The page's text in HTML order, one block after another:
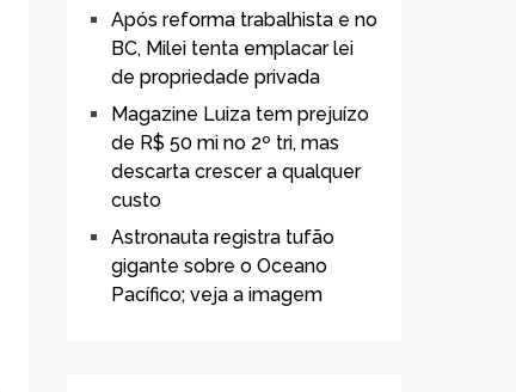
Após reforma trabalhista e no
BC, Milei tenta emplacar lei
de propriedade privada
Magazine Luiza tem prejuízo
de R$ 50 mi no 2º tri, mas
descarta crescer a qualquer
custo
Astronauta registra tufão
gigante sobre o Oceano
Pacífico; veja a imagem